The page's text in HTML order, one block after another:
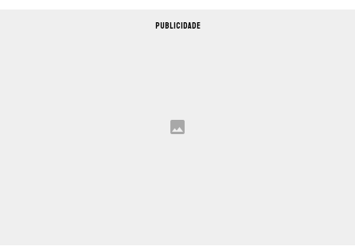
PUBLICIDADE